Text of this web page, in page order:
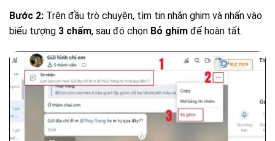
Bước 2: Trên đầu trò chuyện, tìm tin nhắn ghim và nhấn vào
biểu tượng 3 chấm, sau đó chọn Bỏ ghim để hoàn tất.